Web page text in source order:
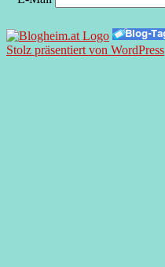
Stolz präsentiert von WordPress